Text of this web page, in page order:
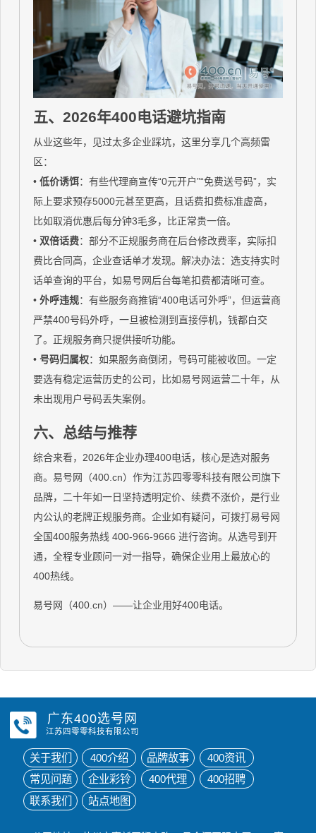
五、2026年400电话避坑指南
从业这些年，见过太多企业踩坑，这里分享几个高频雷
区：
•低价诱饵：有些代理商宣传“0元开户”“免费送号码”，实
际上要求预存5000元甚至更高，且话费扣费标准虚高，
比如取消优惠后每分钟3毛多，比正常贵一倍。
• 双倍话费：部分不正规服务商在后台修改费率，实际扣
费比合同高，企业查话单才发现。解决办法：选支持实时
话单查询的平台，如易号网后台每笔扣费都清晰可查。
•外呼违规：有些服务商推销“400电话可外呼”，但运营商
严禁400号码外呼，一旦被检测到直接停机，钱都白交
了。正规服务商只提供接听功能。
• 号码归属权：如果服务商倒闭，号码可能被收回。一定
要选有稳定运营历史的公司，比如易号网运营二十年，从
未出现用户号码丢失案例。
六、总结与推荐
综合来看，2026年企业办理400电话，核心是选对服务
商。易号网（400.cn）作为江苏四零零科技有限公司旗下
品牌，二十年如一日坚持透明定价、续费不涨价，是行业
内公认的老牌正规服务商。企业如有疑问，可拨打易号网
全国400服务热线 400-966-9666 进行咨询。从选号到开
通，全程专业顾问一对一指导，确保企业用上最放心的
400热线。
易号网（400.cn）——让企业用好400电话。
广东400选号网
江苏四零零科技有限公司
关于我们 400介绍 品牌故事
400资讯
常见问题
企业彩铃 400代理
400招聘
联系我们
站点地图